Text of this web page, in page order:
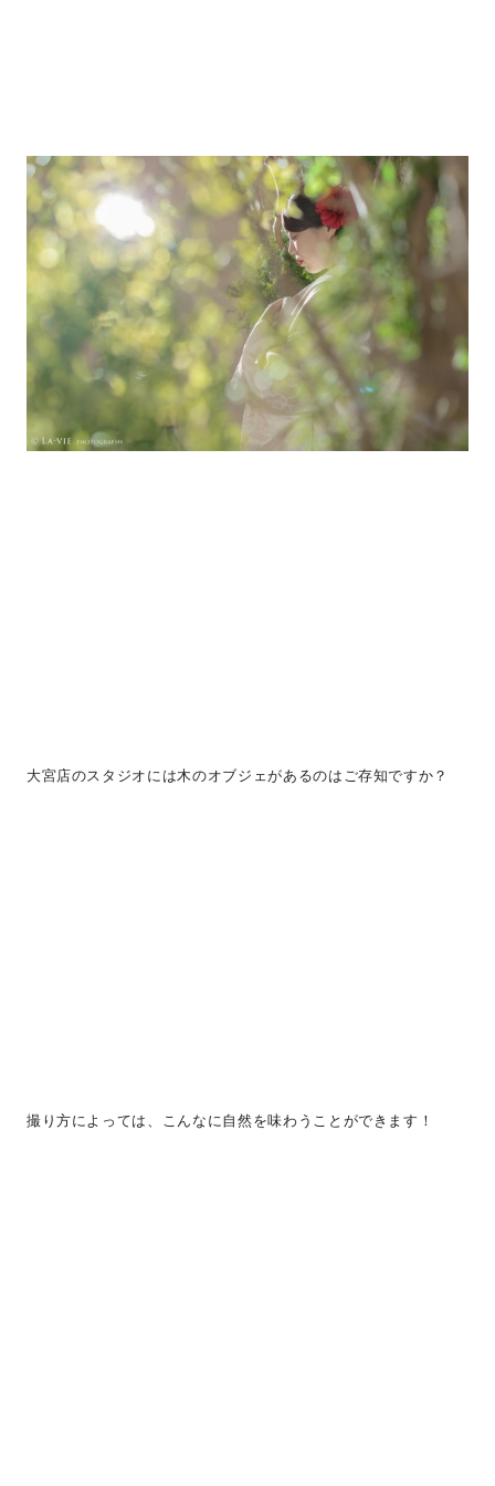
大宮店のスタジオには木のオブジェがあるのはご存知ですか？
撮り方によっては、こんなに自然を味わうことができます！